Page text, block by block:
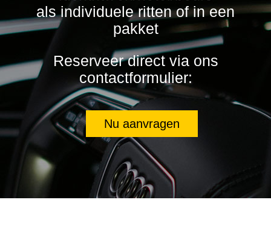
als individuele ritten of in een
pakket
Reserveer direct via ons
contactformulier:
Nu aanvragen